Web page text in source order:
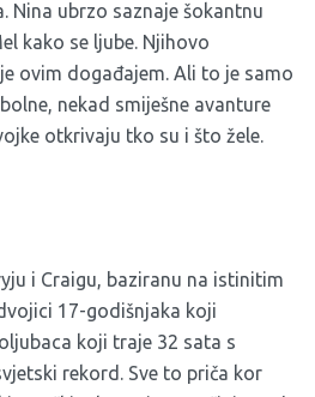
Nina ubrzo saznaje šokantnu
kako se ljube. Njihovo
ovim događajem. Ali to je samo
nekad smiješne avanture
otkrivaju tko su i što žele.
i Craigu, baziranu na istinitim
17-godišnjaka koji
koji traje 32 sata s
rekord. Sve to priča kor